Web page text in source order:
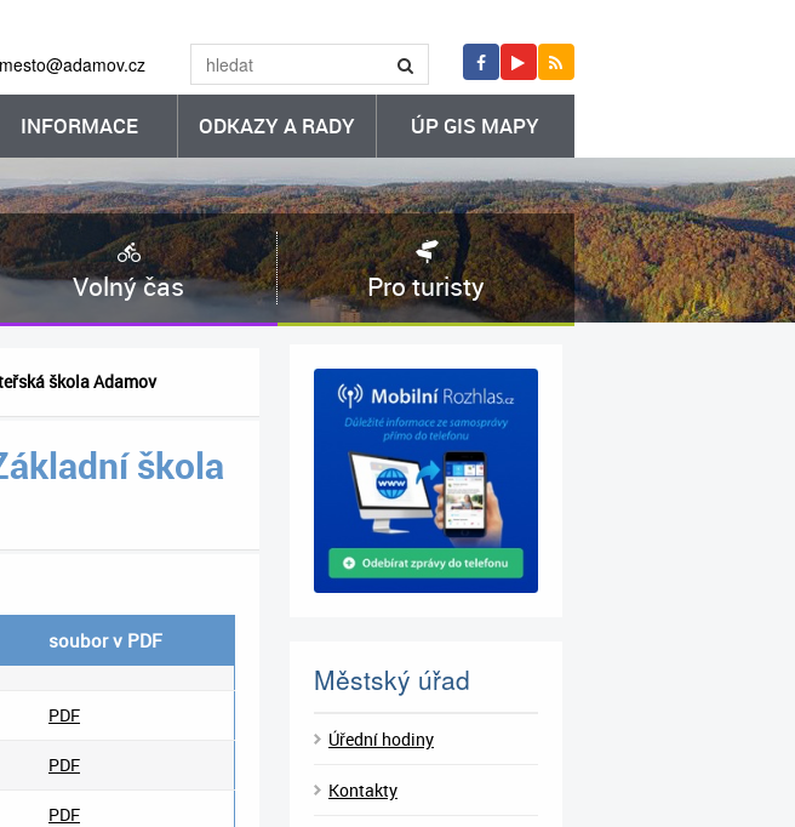
mesto@adamov.cz
INFORMACE ODKAZY A RADY ÚP GIS MAPY
Volný čas Pro turisty
škola Adamov
škola
soubor v PDF
PDF
PDF
PDF
Městský úřad
Úřední hodiny
Kontakty